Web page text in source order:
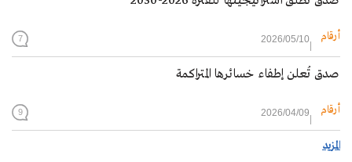
أرقام 2026/05/10
7
صدق تُعلن إطفاء خسائرها المتراكمة
أرقام 2026/04/09
9
المزيد